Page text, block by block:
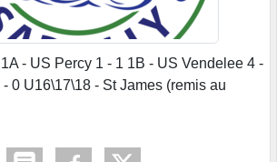
- US Percy 1 - 1 1B - US Vendelee 4 -
0 U16\17\18 - St James (remis au